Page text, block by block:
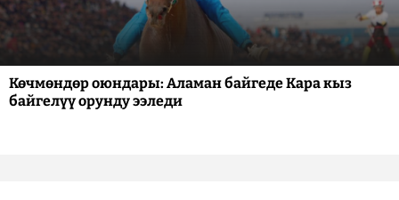
Көчмөндөр оюндары: Аламан байгеде Кара кыз
байгелүү орунду ээледи